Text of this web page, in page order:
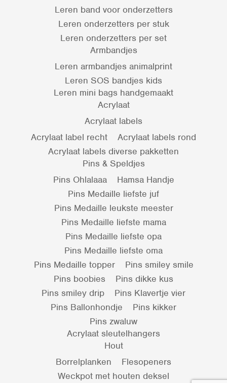
Leren band voor onderzetters
Leren onderzetters per stuk
Leren onderzetters per set
Armbandjes
Leren armbandjes animalprint
Leren SOS bandjes kids
Leren mini bags handgemaakt
Acrylaat
Acrylaat labels
Acrylaat label recht
Acrylaat labels rond
Acrylaat labels diverse pakketten
Pins & Speldjes
Pins Ohlalaaa
Hamsa Handje
Pins Medaille liefste juf
Pins Medaille leukste meester
Pins Medaille liefste mama
Pins Medaille liefste opa
Pins Medaille liefste oma
Pins Medaille topper
Pins smiley smile
Pins boobies
Pins dikke kus
Pins smiley drip
Pins Klavertje vier
Pins Ballonhondje
Pins kikker
Pins zwaluw
Acrylaat sleutelhangers
Hout
Borrelplanken
Flesopeners
Weckpot met houten deksel